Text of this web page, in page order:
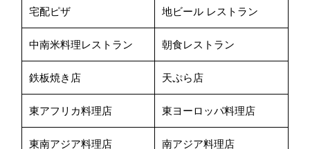
宅配ピザ 地ビール レストラン
中南米料理レストラン 朝食レストラン
鉄板焼き店 天ぷら店
東アフリカ料理店 東ヨーロッパ料理店
東南アジア料理店 南アジア料理店